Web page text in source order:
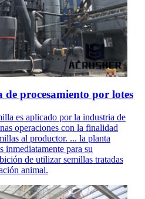
procesamiento por lotes
es aplicado por la industria de
operaciones con la finalidad
al productor. ... la planta
inmediatamente para su
de utilizar semillas tratadas
animal.